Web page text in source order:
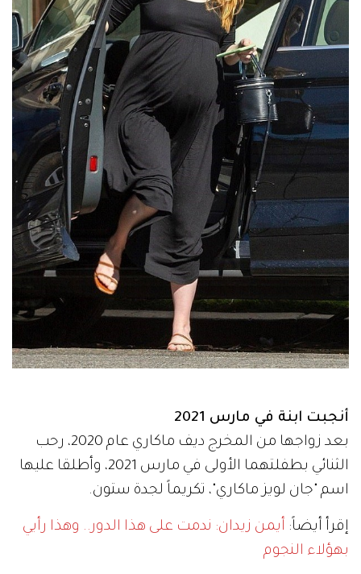
أنجبت ابنة في مارس 2021
بعد زواجها من المخرج ديف ماكاري عام 2020، رحب
الثنائي بطفلتهما الأولى في مارس 2021، وأطلقا عليها
اسم "جان لويز ماكاري"، تكريماً لجدة ستون.
إقرأ أيضاً: أيمن زيدان: ندمت على هذا الدور.. وهذا رأيي
بهؤلاء النجوم